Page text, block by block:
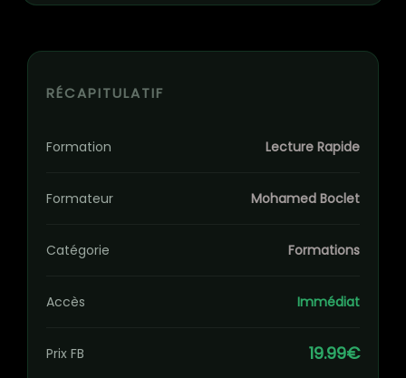
RÉCAPITULATIF
Formation Lecture Rapide
Formateur Mohamed Boclet
Catégorie Formations
Accès Immédiat
Prix FB 19.99€